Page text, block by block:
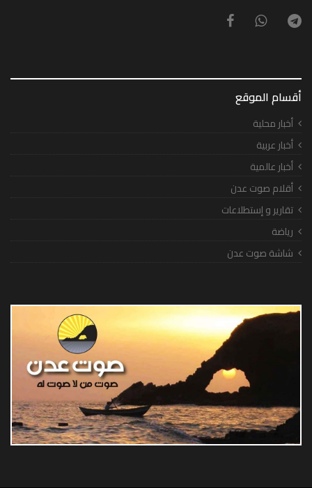
أقسام الموقع
أخبار محلية
أخبار عربية
أخبار عالمية
أقلام صوت عدن
تقارير و إستطلاعات
رياضة
شاشة صوت عدن